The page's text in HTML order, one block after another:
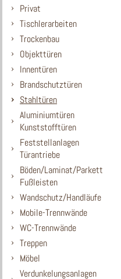
Privat
Tischlerarbeiten
Trockenbau
Objekttüren
Innentüren
Brandschutztüren
Stahltüren
Aluminiumtüren
Kunststofftüren
Feststellanlagen
Türantriebe
Böden/Laminat/Parkett
Fußleisten
Wandschutz/Handläufe
Mobile-Trennwände
WC-Trennwände
Treppen
Möbel
Verdunkelungsanlagen